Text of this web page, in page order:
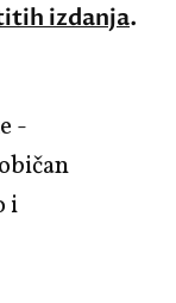
izdanja.
-
i